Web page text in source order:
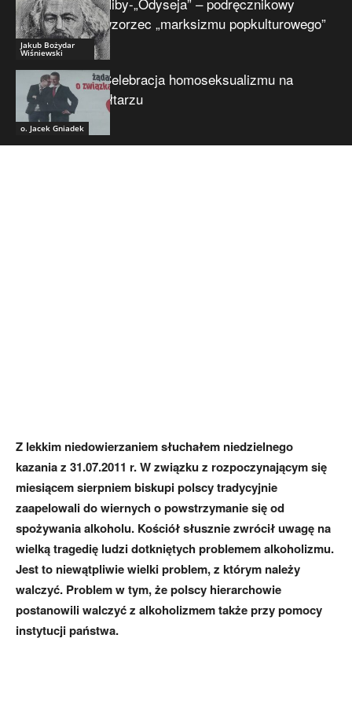
Jakub Bożydar
Wiśniewski
wzorzec „marksizmu popkulturowego”
o. Jacek Gniadek
Celebracja homoseksualizmu na
ołtarzu
Z lekkim niedowierzaniem słuchałem niedzielnego
kazania z 31.07.2011 r. W związku z rozpoczynającym się
miesiącem sierpniem biskupi polscy tradycyjnie
zaapelowali do wiernych o powstrzymanie się od
spożywania alkoholu. Kościół słusznie zwrócił uwagę na
wielką tragedię ludzi dotkniętych problemem alkoholizmu.
Jest to niewątpliwie wielki problem, z którym należy
walczyć. Problem w tym, że polscy hierarchowie
postanowili walczyć z alkoholizmem także przy pomocy
instytucji państwa.